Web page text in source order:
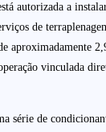
autorizada a
de
aproximadamente
vinculada
série de